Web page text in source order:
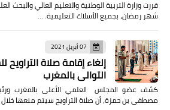
قررت وزارة التربية الوطنية والتعليم العالي والبحث
شهر رمضان، بجميع الأسلاك التعليمية. …
07 أبريل 2021
إلغاء إقامة صلاة التراويح
التوالي بالمغرب
كشف عضو المجلس العلمي الأعلى بالمغرب
مصطفى بن حمزة، أن صلاة التراويح سيتم منعها